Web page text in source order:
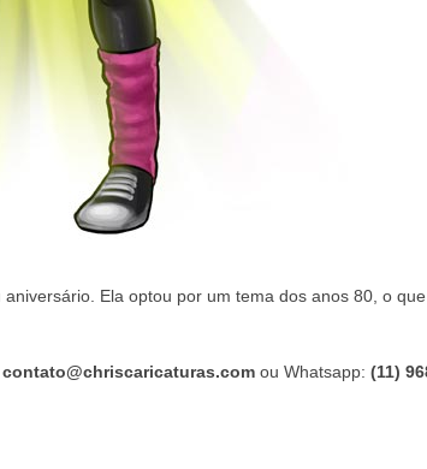
Ela optou por um tema dos anos 80, o
contato@chriscaricaturas.com ou Whatsapp: (11)